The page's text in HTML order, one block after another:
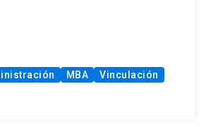
MBA Vinculación